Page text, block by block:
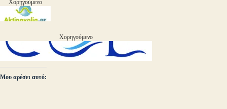
Χορηγούμενο
Χορηγούμενο
Μου αρέσει αυτό: